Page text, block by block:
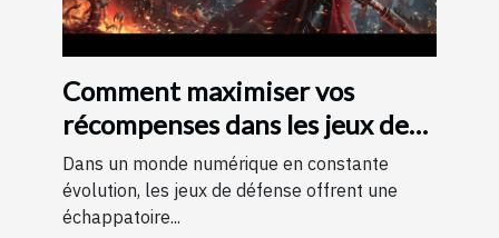
Comment maximiser vos
récompenses dans les jeux de
défense avec des codes
Dans un monde numérique en constante
évolution, les jeux de défense offrent une
échappatoire...